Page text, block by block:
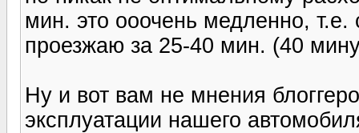
мин. это ооочень медленно,
проезжаю за 25-40 мин. (40
Ну и вот вам не мнения
эксплуатации нашего